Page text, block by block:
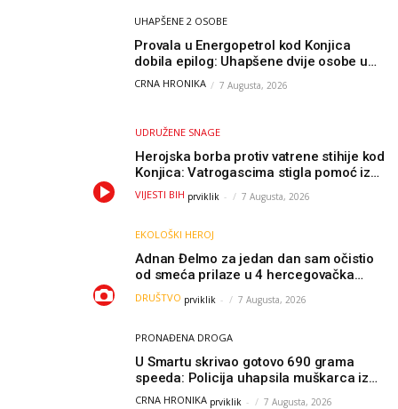
UHAPŠENE 2 OSOBE
Provala u Energopetrol kod Konjica
dobila epilog: Uhapšene dvije osobe u
Čapljini i Jablanici
CRNA HRONIKA 7 Augusta, 2026
UDRUŽENE SNAGE
Herojska borba protiv vatrene stihije kod
Konjica: Vatrogascima stigla pomoć iz
Sarajeva, helikopteri i Air Tractori
udružili snage
VIJESTI BIH prviklik - 7 Augusta, 2026
EKOLOŠKI HEROJ
Adnan Đelmo za jedan dan sam očistio
od smeća prilaze u 4 hercegovačka
grada: “Danas nisam čistio samo smeće,
čistio sam sliku o nama”
DRUŠTVO prviklik - 7 Augusta, 2026
PRONAĐENA DROGA
U Smartu skrivao gotovo 690 grama
speeda: Policija uhapsila muškarca iz
Hercegovine
CRNA HRONIKA prviklik - 7 Augusta, 2026